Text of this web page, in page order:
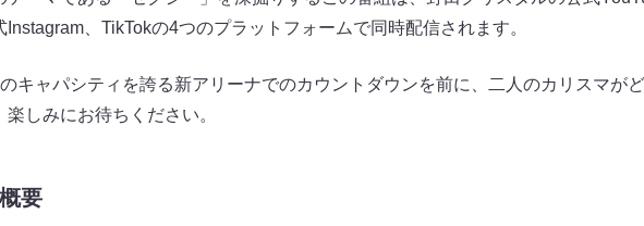
Instagram、TikTokの4つのプラットフォームで同時配信されます。
キャパシティを誇る新アリーナでのカウントダウンを前に、二人のカリスマが
楽しみにお待ちください。
要